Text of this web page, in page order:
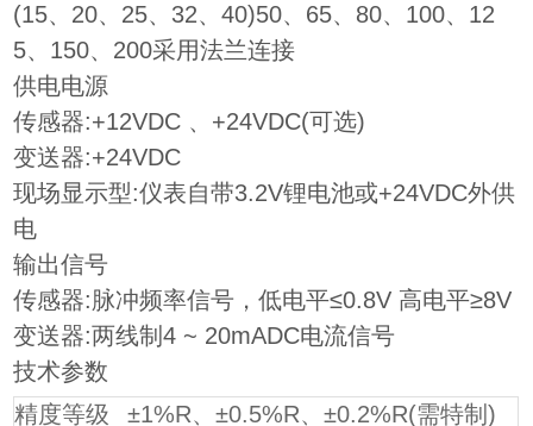
(15、20、25、32、40)50、65、80、100、12
5、150、200采用法兰连接
供电电源
传感器:+12VDC 、+24VDC(可选)
变送器:+24VDC
现场显示型:仪表自带3.2V锂电池或+24VDC外供
电
输出信号
传感器:脉冲频率信号，低电平≤0.8V 高电平≥8V
变送器:两线制4 ~ 20mADC电流信号
技术参数
精度等级
±1%R、±0.5%R、±0.2%R(需特制)